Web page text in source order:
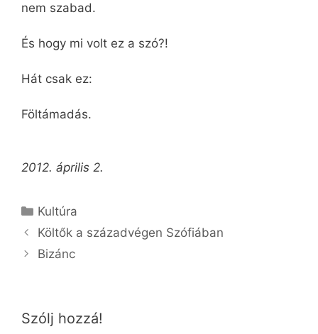
nem szabad.
És hogy mi volt ez a szó?!
Hát csak ez:
Föltámadás.
2012. április 2.
Kategória
Kultúra
Költők a századvégen Szófiában
Bizánc
Szólj hozzá!